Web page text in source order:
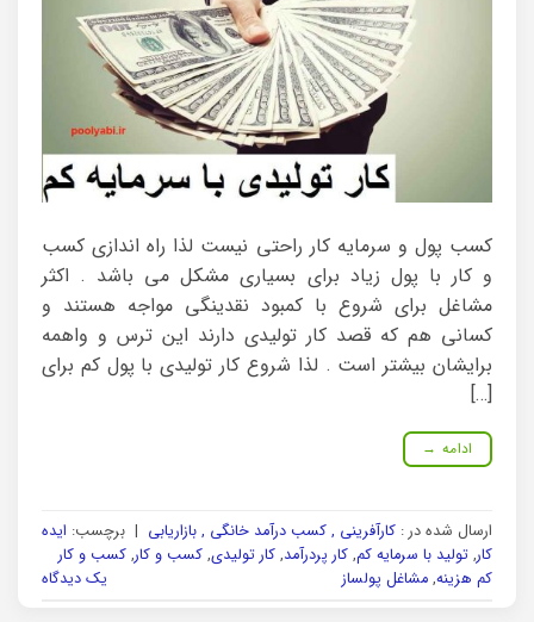
کسب پول و سرمایه کار راحتی نیست لذا راه اندازی کسب
و کار با پول زیاد برای بسیاری مشکل می باشد . اکثر
مشاغل برای شروع با کمبود نقدینگی مواجه هستند و
کسانی هم که قصد کار تولیدی دارند این ترس و واهمه
برایشان بیشتر است . لذا شروع کار تولیدی با پول کم برای
[…]
ادامه →
ارسال شده در : کارآفرینی , کسب درآمد خانگی , بازاریابی | برچسب: ایده
کار, تولید با سرمایه کم, کار پردرآمد, کار تولیدی, کسب و کار, کسب و کار
کم هزینه, مشاغل پولساز یک دیدگاه